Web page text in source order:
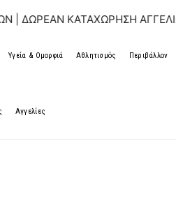
ΑΓΓΕΛΙΩΝ
Υγεία & Ομορφιά Αθλητισμός Περιβάλλον
Αγγελίες